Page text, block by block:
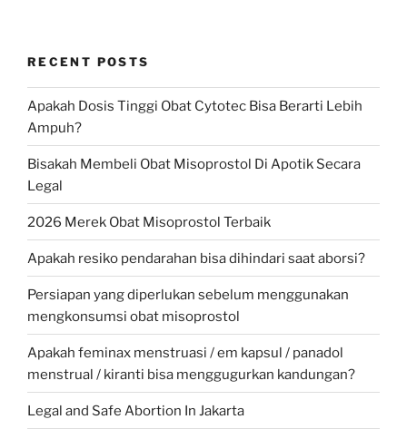
RECENT POSTS
Apakah Dosis Tinggi Obat Cytotec Bisa Berarti Lebih
Ampuh?
Bisakah Membeli Obat Misoprostol Di Apotik Secara
Legal
2026 Merek Obat Misoprostol Terbaik
Apakah resiko pendarahan bisa dihindari saat aborsi?
Persiapan yang diperlukan sebelum menggunakan
mengkonsumsi obat misoprostol
Apakah feminax menstruasi / em kapsul / panadol
menstrual / kiranti bisa menggugurkan kandungan?
Legal and Safe Abortion In Jakarta